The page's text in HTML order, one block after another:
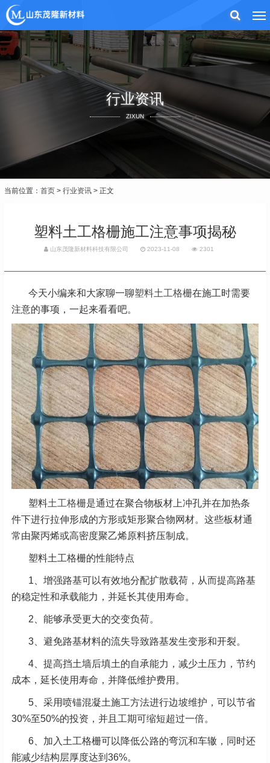
行业资讯
ZIXUN
当前位置： 首页 > 行业资讯 > 正文
塑料土工格栅施工注意事项揭秘
山东茂隆新材料科技有限公司 2023-11-08 2301
今天小编来和大家聊一聊塑料土工格栅在施工时需要
注意的事项，一起来看看吧。
塑料土工格栅是通过在聚合物板材上冲孔并在加热条
件下进行拉伸形成的方形或矩形聚合物网材。这些板材通
常由聚丙烯或高密度聚乙烯原料挤压制成。
塑料土工格栅的性能特点
1、增强路基可以有效地分配扩散载荷，从而提高路基
的稳定性和承载能力，并延长其使用寿命。
2、能够承受更大的交变负荷。
3、避免路基材料的流失导致路基发生变形和开裂。
4、提高挡土墙后填土的自承能力，减少土压力，节约
成本，延长使用寿命，并降低维护费用。
5、采用喷锚混凝土施工方法进行边坡维护，可以节省
30%至50%的投资，并且工期可缩短超过一倍。
6、加入土工格栅可以降低公路的弯沉和车辙，同时还
能减少结构层厚度达到36%。